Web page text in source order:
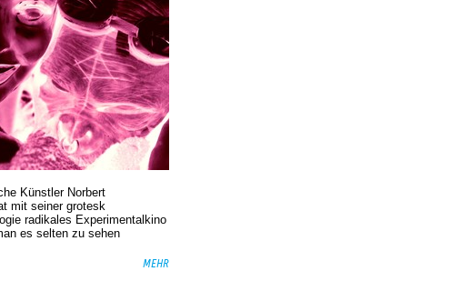
Künstler Norbert
mit seiner grotesk
radikales Experimentalkino
es selten zu sehen
MEHR